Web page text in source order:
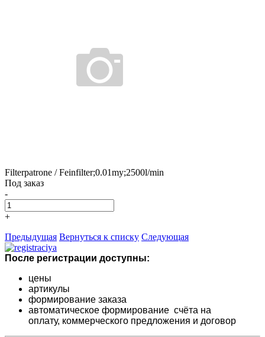
Filterpatrone / Feinfilter;0.01my;2500l/min
Под заказ
-
+
Предыдущая Вернуться к списку Следующая
После регистрации доступны:
цены
артикулы
формирование заказа
автоматическое формирование счёта на
оплату, коммерческого предложения и договор